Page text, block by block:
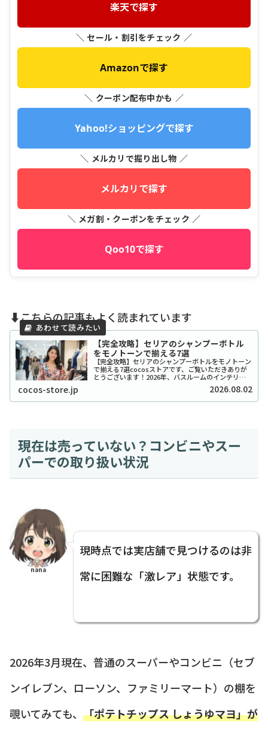
楽天で探す
＼ セール・割引をチェック ／
Amazonで探す
＼ クーポン配布中かも ／
Yahoo!ショッピングで探す
＼ メルカリで掘り出し物 ／
メルカリで探す
＼ メガ割・クーポンをチェック ／
Qoo10で探す
⬇️こちらの記事もよく読まれています
【完全攻略】セリアのシャンプーボトル
をモノトーンで揃える7選
【完全攻略】セリアのシャンプーボトルをモノトーン
で揃える7選cocosストアです、ご覧いただきありが
とうございます！2026年、バスルームのインテリア
をワンランク上げたいと考えているあなたに、セリア
のシャンプーボトル（モノトーン）はまさに救...
cocos-store.jp 2026.08.02
現在は売っていない？コンビニやスー
パーでの取り扱い状況
nana
現時点では実店舗で見つけるのは非
常に困難な「激レア」状態です。
2026年3月現在、普通のスーパーやコンビニ（セブ
ンイレブン、ローソン、ファミリーマート）の棚を
覗いてみても、 「ポテトチップス しょうゆマヨ」が